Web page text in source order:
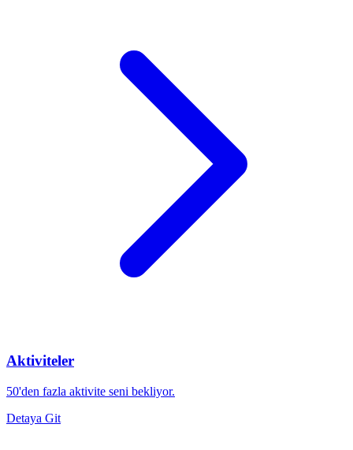
Aktiviteler
50'den fazla aktivite seni bekliyor.
Detaya Git